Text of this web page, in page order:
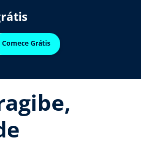
Comece Grátis